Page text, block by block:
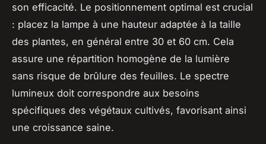
son efficacité. Le positionnement optimal est crucial
: placez la lampe à une hauteur adaptée à la taille
des plantes, en général entre 30 et 60 cm. Cela
assure une répartition homogène de la lumière
sans risque de brûlure des feuilles. Le spectre
lumineux doit correspondre aux besoins
spécifiques des végétaux cultivés, favorisant ainsi
une croissance saine.